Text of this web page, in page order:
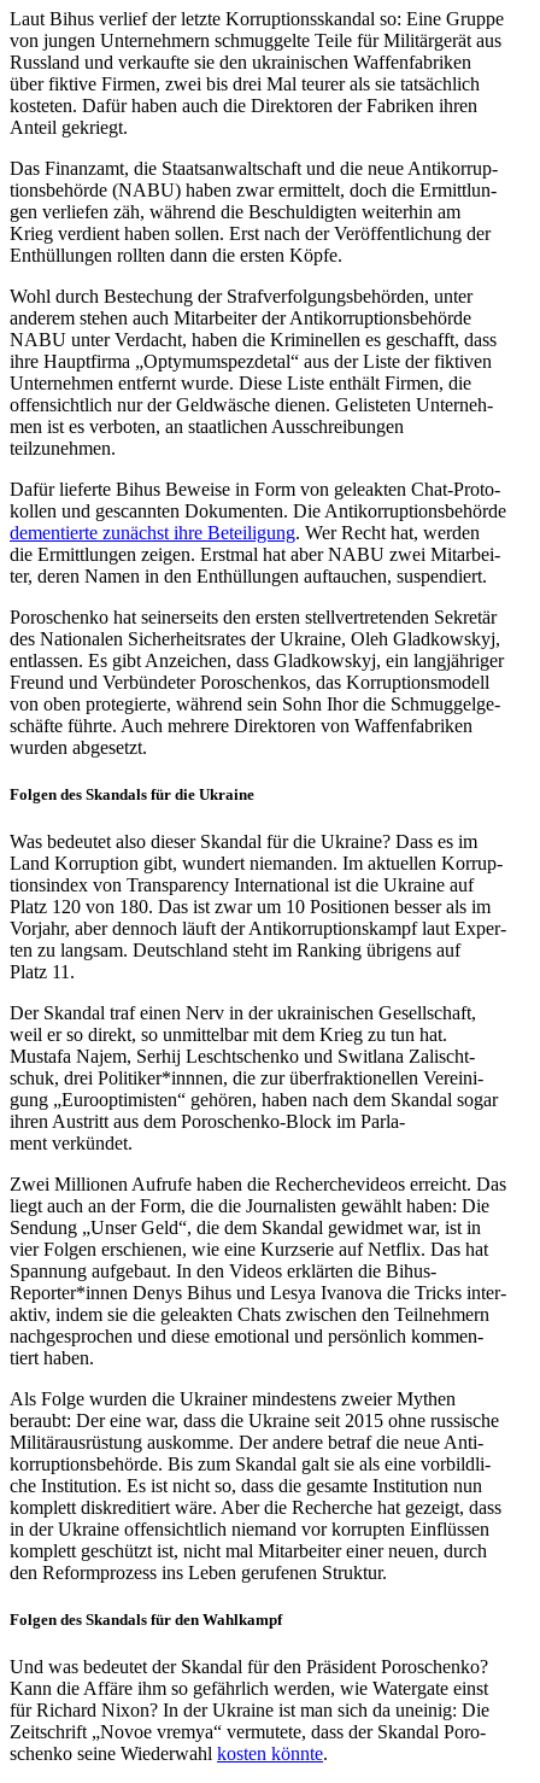
Laut Bihus verlief der letzte Kor­rup­ti­ons­skan­dal so: Eine Gruppe
von jungen Unter­neh­mern schmug­gelte Teile für Mili­tär­ge­rät aus
Russ­land und ver­kaufte sie den ukrai­ni­schen Waf­fen­fa­bri­ken
über fiktive Firmen, zwei bis drei Mal teurer als sie tat­säch­lich
kos­te­ten. Dafür haben auch die Direk­to­ren der Fabri­ken ihren
Anteil gekriegt.
Das Finanz­amt, die Staats­an­walt­schaft und die neue Anti­kor­rup­
ti­ons­be­hörde (NABU) haben zwar ermit­telt, doch die Ermitt­lun­
gen ver­lie­fen zäh, während die Beschul­dig­ten wei­ter­hin am
Krieg ver­dient haben sollen. Erst nach der Ver­öf­fent­li­chung der
Ent­hül­lun­gen rollten dann die ersten Köpfe.
Wohl durch Bestechung der Straf­ver­fol­gungs­be­hör­den, unter
anderem stehen auch Mit­ar­bei­ter der Anti­kor­rup­ti­ons­be­hörde
NABU unter Ver­dacht, haben die Kri­mi­nel­len es geschafft, dass
ihre Haupt­firma „Opty­mums­pez­de­tal“ aus der Liste der fik­ti­ven
Unter­neh­men ent­fernt wurde. Diese Liste enthält Firmen, die
offen­sicht­lich nur der Geld­wä­sche dienen. Gelis­te­ten Unter­neh­
men ist es ver­bo­ten, an staat­li­chen Aus­schrei­bun­gen
teilzunehmen.
Dafür lie­ferte Bihus Beweise in Form von gele­ak­ten Chat-Pro­to­
kol­len und gescann­ten Doku­men­ten. Die Anti­kor­rup­ti­ons­be­hörde
demen­tierte zunächst ihre Betei­li­gung. Wer Recht hat, werden
die Ermitt­lun­gen zeigen. Erstmal hat aber NABU zwei Mit­ar­bei­
ter, deren Namen in den Ent­hül­lun­gen auf­tau­chen, suspendiert.
Poro­schenko hat sei­ner­seits den ersten stell­ver­tre­ten­den Sekre­tär
des Natio­na­len Sicher­heits­ra­tes der Ukraine, Oleh Glad­kow­skyj,
ent­las­sen. Es gibt Anzei­chen, dass Glad­kow­skyj, ein lang­jäh­ri­ger
Freund und Ver­bün­de­ter Poro­schen­kos, das Kor­rup­ti­ons­mo­dell
von oben pro­te­gierte, während sein Sohn Ihor die Schmug­gel­ge­
schäfte führte. Auch mehrere Direk­to­ren von Waf­fen­fa­bri­ken
wurden abgesetzt.
Folgen des Skan­dals für die Ukraine
Was bedeu­tet also dieser Skandal für die Ukraine? Dass es im
Land Kor­rup­tion gibt, wundert nie­man­den. Im aktu­el­len Kor­rup­
ti­ons­in­dex von Trans­pa­rency Inter­na­tio­nal ist die Ukraine auf
Platz 120 von 180. Das ist zwar um 10 Posi­tio­nen besser als im
Vorjahr, aber dennoch läuft der Anti­kor­rup­ti­ons­kampf laut Exper­
ten zu langsam. Deutsch­land steht im Ranking übri­gens auf
Platz 11.
Der Skandal traf einen Nerv in der ukrai­ni­schen Gesell­schaft,
weil er so direkt, so unmit­tel­bar mit dem Krieg zu tun hat.
Mustafa Najem, Serhij Lescht­schenko und Swit­lana Zalischt­
schuk, drei Politiker*innnen, die zur über­frak­tio­nel­len Ver­ei­ni­
gung „Euro­op­ti­mis­ten“ gehören, haben nach dem Skandal sogar
ihren Aus­tritt aus dem Poro­schenko-Block im Par­la­
ment verkündet.
Zwei Mil­lio­nen Aufrufe haben die Recher­che­vi­deos erreicht. Das
liegt auch an der Form, die die Jour­na­lis­ten gewählt haben: Die
Sendung „Unser Geld“, die dem Skandal gewid­met war, ist in
vier Folgen erschie­nen, wie eine Kurz­se­rie auf Netflix. Das hat
Span­nung auf­ge­baut. In den Videos erklär­ten die Bihus-
Reporter*innen Denys Bihus und Lesya Ivanova die Tricks inter­
ak­tiv, indem sie die gele­ak­ten Chats zwi­schen den Teil­neh­mern
nach­ge­spro­chen und diese emo­tio­nal und per­sön­lich kom­men­
tiert haben.
Als Folge wurden die Ukrai­ner min­des­tens zweier Mythen
beraubt: Der eine war, dass die Ukraine seit 2015 ohne rus­si­sche
Mili­tär­aus­rüs­tung aus­komme. Der andere betraf die neue Anti­
kor­rup­ti­ons­be­hörde. Bis zum Skandal galt sie als eine vor­bild­li­
che Insti­tu­tion. Es ist nicht so, dass die gesamte Insti­tu­tion nun
kom­plett dis­kre­di­tiert wäre. Aber die Recher­che hat gezeigt, dass
in der Ukraine offen­sicht­lich niemand vor kor­rup­ten Ein­flüs­sen
kom­plett geschützt ist, nicht mal Mit­ar­bei­ter einer neuen, durch
den Reform­pro­zess ins Leben geru­fe­nen Struktur.
Folgen des Skan­dals für den Wahlkampf
Und was bedeu­tet der Skandal für den Prä­si­dent Poro­schenko?
Kann die Affäre ihm so gefähr­lich werden, wie Water­gate einst
für Richard Nixon? In der Ukraine ist man sich da uneinig: Die
Zeit­schrift „Novoe vremya“ ver­mu­tete, dass der Skandal Poro­
schenko seine Wie­der­wahl kosten könnte.